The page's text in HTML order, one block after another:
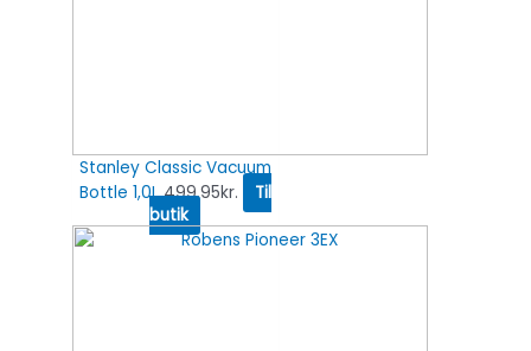
Stanley Classic Vacuum
Bottle 1,0L 499.95kr.
Til
butik